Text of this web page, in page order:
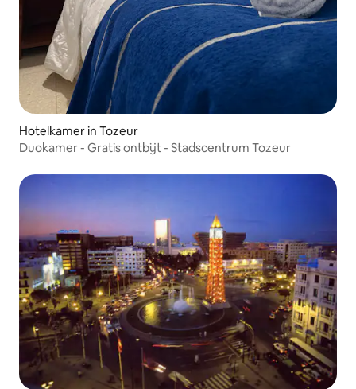
Hotelkamer in Tozeur
Duokamer - Gratis ontbijt - Stadscentrum Tozeur